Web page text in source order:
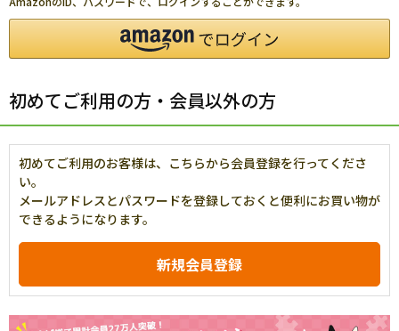
初めてご利用の方・会員以外の方
初めてご利用のお客様は、こちらから会員登録を行ってくださ
い。
メールアドレスとパスワードを登録しておくと便利にお買い物が
できるようになります。